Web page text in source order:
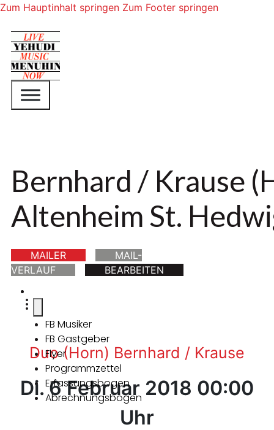
Zum Hauptinhalt springen Zum Footer springen
Bernhard / Krause
Altenheim St.
MAILER
MAIL-
VERLAUF
BEARBEITEN
FB Musiker
FB Gastgeber
Flyer
Programmzettel
Erfassungsbogen
Abrechnungsbogen
Duo (Horn) Bernhard / Krause
Di. 6 Februar 2018 00:00
Uhr